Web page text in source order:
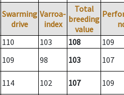
Swarming
drive
Varroa-
index
Total
breeding
value
110 103 108
109
109 98 103 107
114 102 107 109